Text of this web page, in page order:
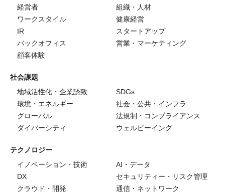
経営者
組織・人材
ワークスタイル
健康経営
IR
スタートアップ
バックオフィス
営業・マーケティング
顧客体験
社会課題
地域活性化・企業誘致
SDGs
環境・エネルギー
社会・公共・インフラ
グローバル
法規制・コンプライアンス
ダイバーシティ
ウェルビーイング
テクノロジー
イノベーション・技術
AI・データ
DX
セキュリティー・リスク管理
クラウド・開発
通信・ネットワーク